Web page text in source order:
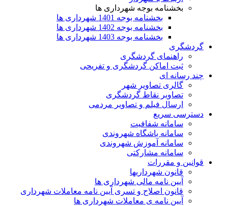
بخشنامه بوجه شهرداری ها
بخشنامه بوجه 1401 شهرداری ها
بخشنامه بوجه 1402 شهرداری ها
بخشنامه بوجه 1403 شهرداری ها
گردشگری
راهنمای گردشگری
ثبت اماکن گردشگری و تفریحی
چند رسانه ای
گالری تصاویر شهر
تصاویر نقاط گردشگری
ارسال فیلم و تصاویر مردمی
دسترسی سریع
سامانه شفافیت
سامانه باشگاه شهروندی
سامانه آموزش شهروندی
سامانه مشارکتی
قوانین و مقررات
قانون شهرداریها
آیین نامه مالی شهرداری ها
قانون اصلاح و تسری آیین نامه معاملات شهرداری
آیین نامه ی معاملات شهرداری ها